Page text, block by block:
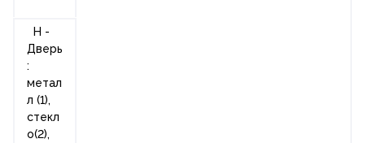
H -
Дверь
:
метал
л (1),
стекл
о(2),